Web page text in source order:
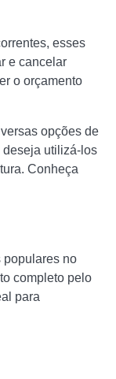
esses
e cancelar
o orçamento
opções de
deseja utilizá-los
Conheça
populares no
completo pelo
para